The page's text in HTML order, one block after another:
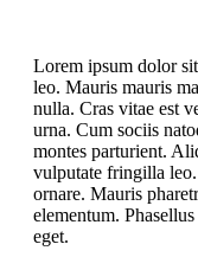
Lorem ipsum dolor
leo. Mauris mauris
nulla. Cras vitae est
urna. Cum sociis
montes parturient.
vulputate fringilla
ornare. Mauris
elementum.
eget.